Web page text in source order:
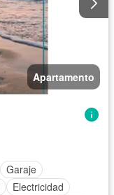
Apartamento
Garaje
Electricidad